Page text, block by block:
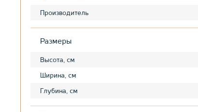
Производитель
Размеры
Высота, см
Ширина, см
Глубина, см